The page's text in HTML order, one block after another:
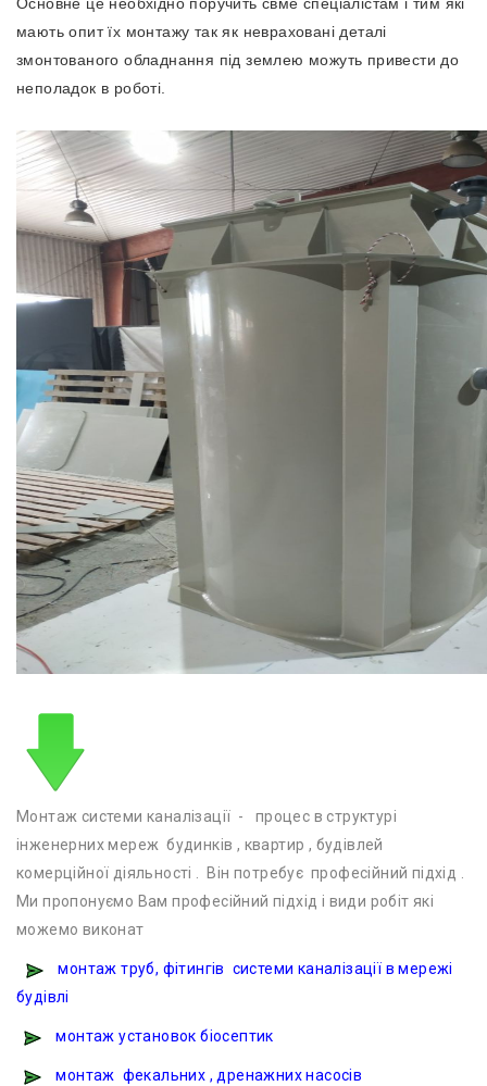
Основне це необхідно поручить свме спеціалістам і тим які
мають опит їх монтажу так як невраховані деталі
змонтованого обладнання під землею можуть привести до
неполадок в роботі.
Монтаж системи каналізації - процес в структурі
інженерних мереж будинків , квартир , будівлей
комерційної діяльності . Він потребує професійний підхід .
Ми пропонуємо Вам професійний підхід і види робіт які
можемо виконат
монтаж труб, фітингів системи каналізації в мережі
будівлі
монтаж установок біосептик
монтаж фекальних , дренажних насосів